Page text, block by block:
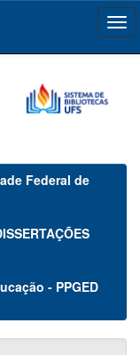
Federal de
- PPGED